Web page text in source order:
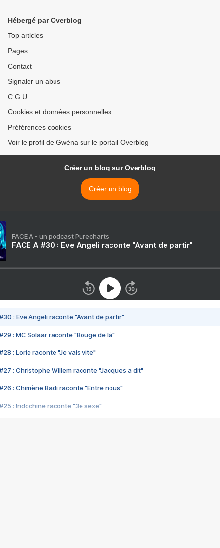
Hébergé par Overblog
Top articles
Pages
Contact
Signaler un abus
C.G.U.
Cookies et données personnelles
Préférences cookies
Voir le profil de Gwéna sur le portail Overblog
Créer un blog sur Overblog
Créer un blog
FACE A - un podcast Purecharts
FACE A #30 : Eve Angeli raconte "Avant de partir"
#30 : Eve Angeli raconte "Avant de partir"
#29 : MC Solaar raconte "Bouge de là"
#28 : Lorie raconte "Je vais vite"
#27 : Christophe Willem raconte "Jacques a dit"
#26 : Chimène Badi raconte "Entre nous"
#25 : Indochine raconte "3e sexe"